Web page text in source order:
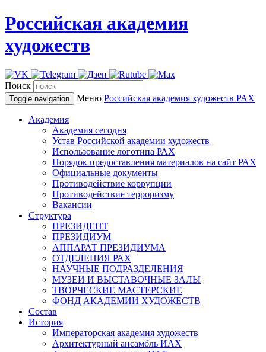
Российская академия
художеств
Поиск
Toggle navigation Меню Российская академия художеств РАХ
Академия
Академия сегодня
Устав Российской академии художеств
Использование логотипа РАХ
Порядок предоставления материалов на сайт РАХ
Официальные документы
Противодействие коррупции
Противодействие терроризму
Вакансии
Структура
ПРЕЗИДЕНТ
ПРЕЗИДИУМ
АППАРАТ ПРЕЗИДИУМА
ОТДЕЛЕНИЯ РАХ
НАУЧНЫЕ ПОДРАЗДЕЛЕНИЯ
МУЗЕИ И ВЫСТАВОЧНЫЕ ЗАЛЫ
ТВОРЧЕСКИЕ МАСТЕРСКИЕ
ФОНД АКАДЕМИИ ХУДОЖЕСТВ
Состав
История
Императорская академия художеств
Архитектурный ансамбль ИАХ